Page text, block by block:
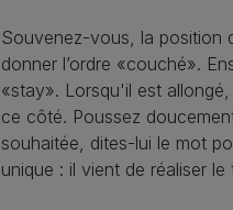
Souvenez-vous, la position
donner l’ordre «couché».
«stay». Lorsqu'il est
ce côté. Poussez
souhaitée, dites-lui le mot
unique : il vient de réaliser